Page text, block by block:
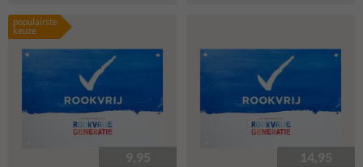
populairste
keuze
9,95 14,95